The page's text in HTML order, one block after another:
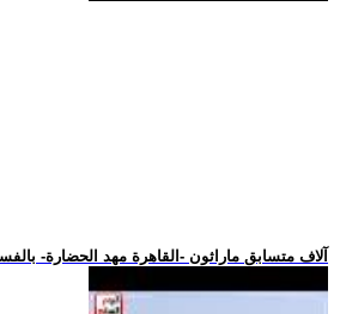
.. 10 آلاف متسابق ماراثون -القاهرة مهد الحضارة-